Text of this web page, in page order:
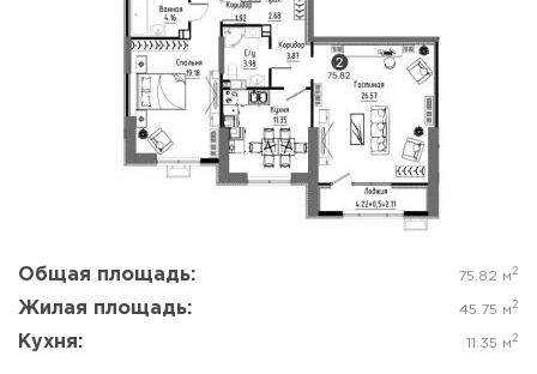
Общая площадь: 75.82 м 2
Жилая площадь: 45.75 м 2
Кухня: 11.35 м 2
Да, удалить Отмена